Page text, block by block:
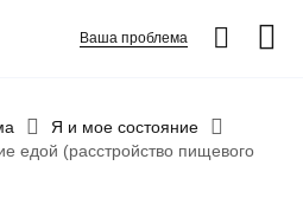
Ваша проблема
Я и мое состояние
едой (расстройство пищевого